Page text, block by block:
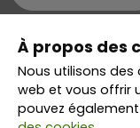
© 2026
À propos des
Nous utilisons
web et vous offrir
pouvez